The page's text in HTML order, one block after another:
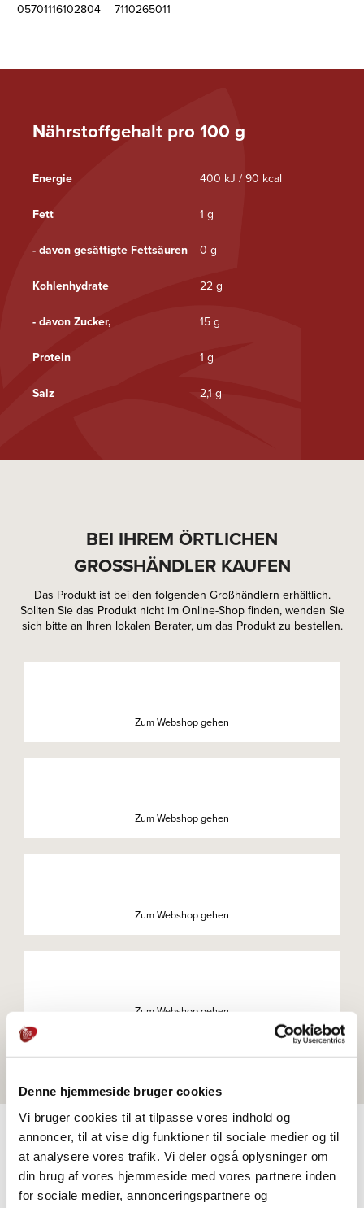
Denne hjemmeside bruger cookies
Vi bruger cookies til at tilpasse vores indhold og
annoncer, til at vise dig funktioner til sociale medier og til
at analysere vores trafik. Vi deler også oplysninger om
din brug af vores hjemmeside med vores partnere inden
for sociale medier, annonceringspartnere og
Nährstoffgehalt pro 100 g
Energie 400 kJ / 90 kcal
Fett 1 g
- davon gesättigte Fettsäuren 0 g
Kohlenhydrate 22 g
- davon Zucker, 15 g
Protein 1 g
Salz 2,1 g
05701116102804
7110265011
BEI IHREM ÖRTLICHEN
GROSSHÄNDLER KAUFEN
Das Produkt ist bei den folgenden Großhändlern erhältlich.
Sollten Sie das Produkt nicht im Online-Shop finden, wenden Sie
sich bitte an Ihren lokalen Berater, um das Produkt zu bestellen.
Zum Webshop gehen
Zum Webshop gehen
Zum Webshop gehen
Zum Webshop gehen
PRODUKTE